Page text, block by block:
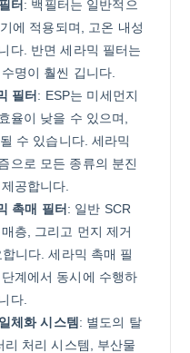
터 : 백필터는 일반적으
에 적용되며, 고온 내성
다. 반면 세라믹 필터는
명이 훨씬 깁니다.
필터 : ESP는 미세먼지
율이 낮을 수 있으며,
수 있습니다. 세라믹
으로 모든 종류의 분진
공합니다.
촉매 필터 : 일반 SCR
층, 그리고 먼지 제거
니다. 세라믹 촉매 필
계에서 동시에 수행하
다.
체화 시스템 : 별도의 탈
처리 시스템, 부산물